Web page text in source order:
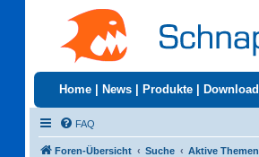
Home News Produkte Download
FAQ
Foren-Übersicht Suche Aktive Themen